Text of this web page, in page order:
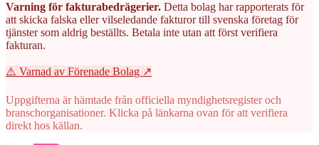
Varning för fakturabedrägerier. Detta bolag har rapporterats för
att skicka falska eller vilseledande fakturor till svenska företag för
tjänster som aldrig beställts. Betala inte utan att först verifiera
fakturan.
⚠️ Varnad av Förenade Bolag ↗
Uppgifterna är hämtade från officiella myndighetsregister och
branschorganisationer. Klicka på länkarna ovan för att verifiera
direkt hos källan.